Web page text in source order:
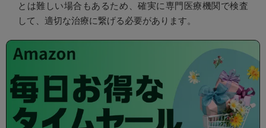
とは難しい場合もあるため、確実に専門医療機関で検査
して、適切な治療に繋げる必要があります。